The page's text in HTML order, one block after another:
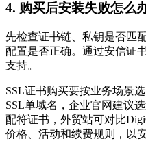
4. 购买后安装失败怎么
先检查证书链、私钥是否匹
配置是否正确。通过安信证
支持。
SSL证书购买要按业务场景
SSL单域名，企业官网建议
配符证书，外贸站可对比
价格、活动和续费规则，以